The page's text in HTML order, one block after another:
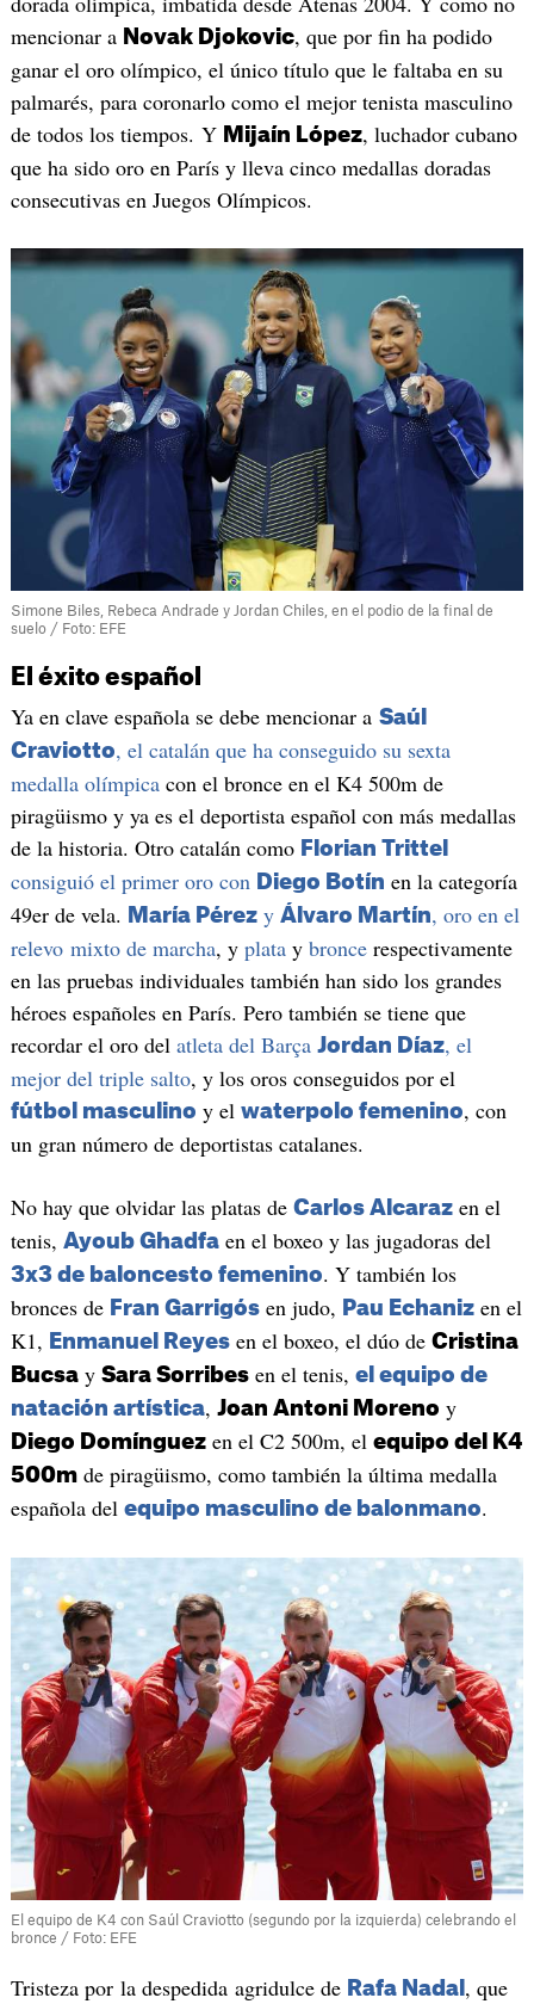
mencionar a Novak Djokovic, que por fin ha podido
ganar el oro olímpico, el único título que le faltaba en su
palmarés, para coronarlo como el mejor tenista masculino
de todos los tiempos. Y Mijaín López, luchador cubano
que ha sido oro en París y lleva cinco medallas doradas
consecutivas en Juegos Olímpicos.
Simone Biles, Rebeca Andrade y Jordan Chiles, en el podio de la final de
suelo / Foto: EFE
El éxito español
Ya en clave española se debe mencionar a Saúl
Craviotto, el catalán que ha conseguido su sexta
medalla olímpicacon el bronce en el K4 500m de
piragüismo y ya es el deportista español con más medallas
de la historia. Otro catalán como Florian Trittel
consiguió el primer oro con Diego Botín en la categoría
49er de vela.
María Pérezy Álvaro Martín, oro en el
relevo mixto de marcha, y platay broncerespectivamente
en las pruebas individuales también han sido los grandes
héroes españoles en París. Pero también se tiene que
recordar el oro del atleta del Barça Jordan Díaz, el
mejor del triple salto, y los oros conseguidos por el
fútbol masculino y el waterpolo femenino, con
un gran número de deportistas catalanes.
No hay que olvidar las platas de Carlos Alcarazen el
tenis, Ayoub Ghadfaen el boxeo y las jugadoras del
3x3 de baloncesto femenino. Y también los
bronces de Fran Garrigósen judo, Pau Echanizen el
K1, Enmanuel Reyesen el boxeo, el dúo de Cristina
Bucsay Sara Sorribesen el tenis, el equipo de
natación artística, Joan Antoni Moreno y
Diego Domínguezen el C2 500m, el equipo del K4
500mde piragüismo, como también la última medalla
española del equipo masculino de balonmano.
El equipo de K4 con Saúl Craviotto (segundo por la izquierda) celebrando el
bronce / Foto: EFE
Tristeza por la despedida agridulce de Rafa Nadal , que